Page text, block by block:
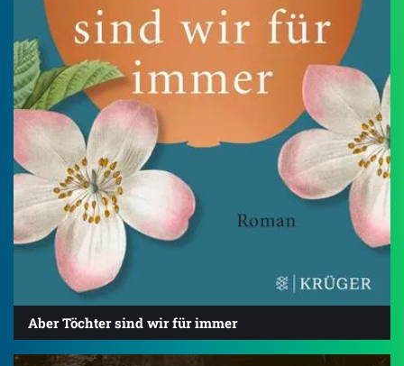
Aber Töchter sind wir für immer